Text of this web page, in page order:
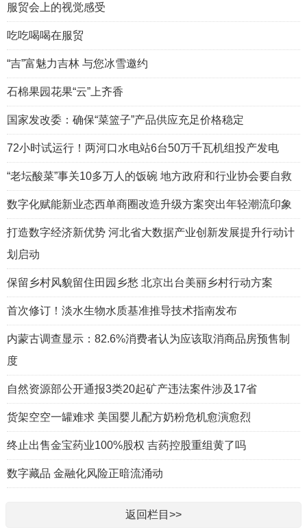
服贸会上的视觉感受
吃吃喝喝在服贸
“吉”富魅力吉林 与您冰雪邀约
石棉果园花果“云”上齐香
国家发改委：确保“菜篮子”产品供应充足价格稳定
72小时试运行！两河口水电站6台50万千瓦机组投产发电
“老坛酸菜”事关10多万人的饭碗 地方政府和行业协会要自救
数字化赋能新业态西单商圈改造升级方案突出年轻潮流印象
打造数字经济新优势 河北省大数据产业创新发展提升行动计
划启动
保留乡村风貌留住田园乡愁 北京出台美丽乡村行动方案
首次修订！淡水生物水质基准推导技术指南发布
内蒙古调查显示：82.6%消费者认为应该取消商品房预售制
度
自然资源部公开通报3类20起矿产违法案件涉及17省
货架空空一罐难求 美国婴儿配方奶粉危机愈演愈烈
终止出售金宝药业100%股权 吉药控股重组黄了吗
数字藏品 金融化风险正暗流涌动
返回栏目>>